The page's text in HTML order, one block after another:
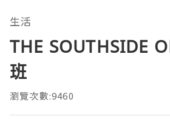
生活
THE SOUTHSIDE
班
瀏覽次數:9460